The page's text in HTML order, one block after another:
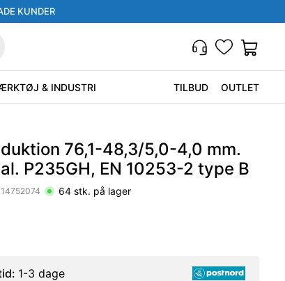
KUNDER
& INDUSTRI TILBUD OUTLET
76,1-48,3/5,0-4,0 mm.
P235GH, EN 10253-2 type B
64 stk. på lager
1-3 dage